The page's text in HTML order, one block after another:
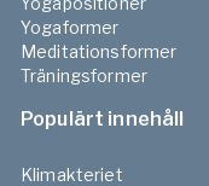
Yogaformer
Meditationsformer
Träningsformer
Populärt innehåll
Klimakteriet